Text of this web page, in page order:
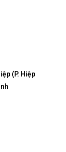
(P. Hiệp